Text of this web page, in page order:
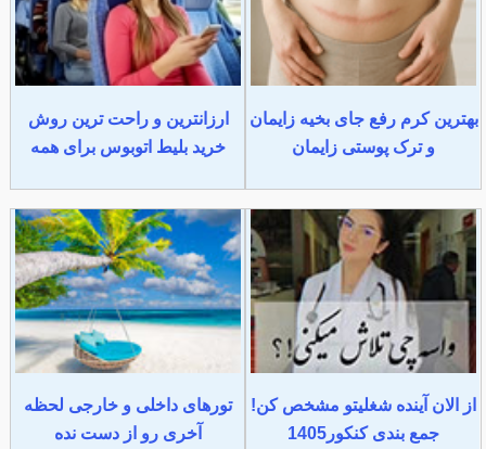
بهترین کرم رفع جای بخیه زایمان
و ترک پوستی زایمان
ارزانترین و راحت ترین روش
خرید بلیط اتوبوس برای همه
از الان آینده شغلیتو مشخص کن!
جمع بندی کنکور1405
تورهای داخلی و خارجی لحظه
آخری رو از دست نده